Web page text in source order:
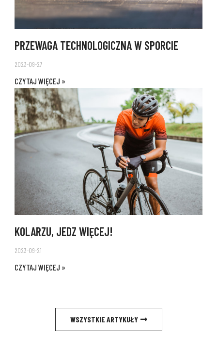
PRZEWAGA TECHNOLOGICZNA W SPORCIE
2023-09-27
CZYTAJ WIĘCEJ »
KOLARZU, JEDZ WIĘCEJ!
2023-09-21
CZYTAJ WIĘCEJ »
WSZYSTKIE ARTYKUŁY